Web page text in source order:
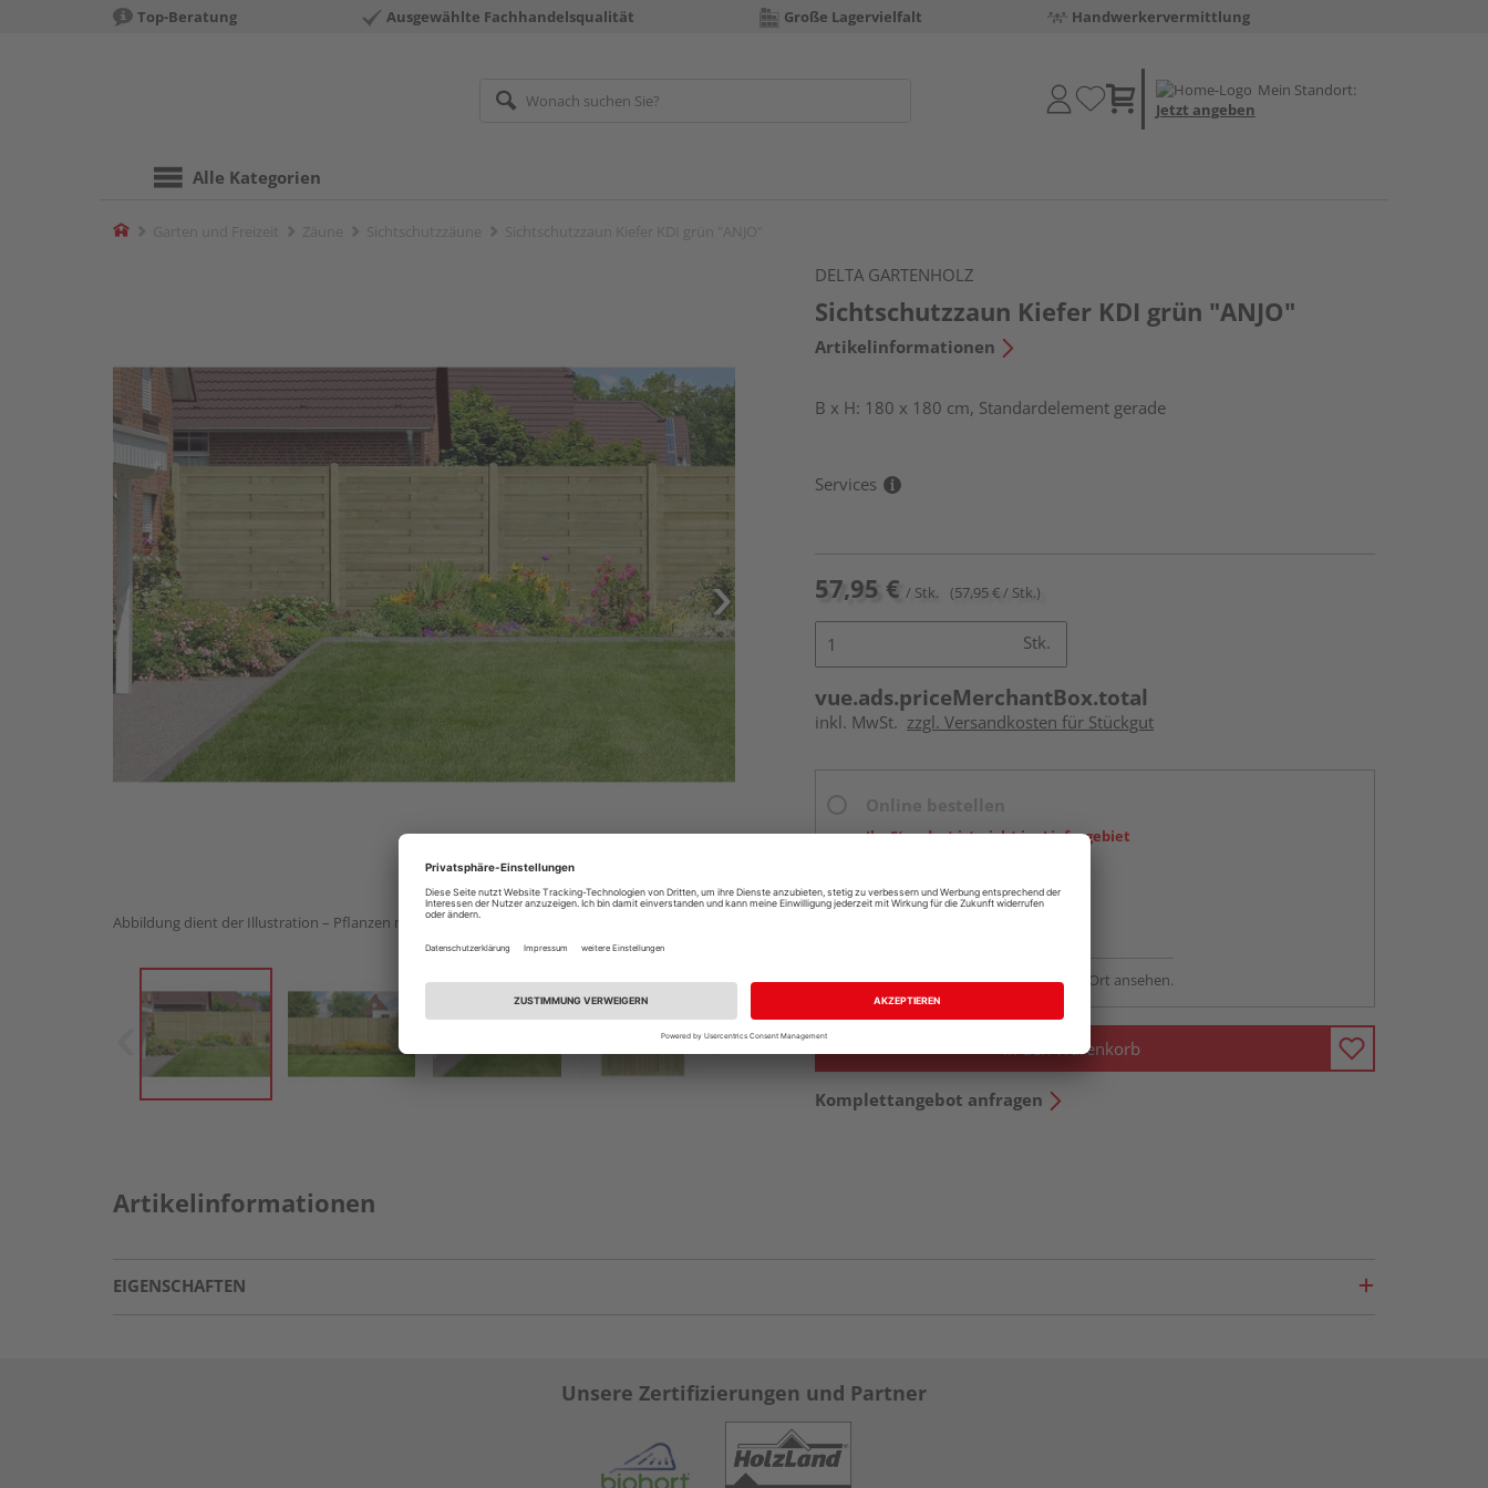
Top-Beratung Ausgewählte Fachhandelsqualität Große Lagervielfalt Handwerkervermittlung
Mein Standort:
Jetzt angeben
Alle Kategorien
Home
Abbildung dient der Illustration – Pflanzen nicht im Lieferumfang enthalten.
DELTA GARTENHOLZ
Sichtschutzzaun Kiefer KDI grün "ANJO"
Artikelinformationen
B x H: 180 x 180 cm, Standardelement gerade
Services
57,95 € / Stk. (57,95 € / Stk.)
Stk.
vue.ads.priceMerchantBox.total
inkl. MwSt. zzgl. Versandkosten für Stückgut
Online bestellen
Ihr Standort ist nicht im Liefergebiet
Beim Händler abholen
Verfügbar in der Ausstellung - vor Ort ansehen.
In den Warenkorb
Komplettangebot anfragen
Artikelinformationen
EIGENSCHAFTEN
Unsere Zertifizierungen und Partner